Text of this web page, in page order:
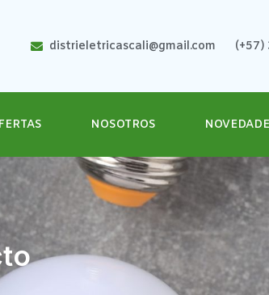
distrieletricascali@gmail.com (+57)
NOSOTROS